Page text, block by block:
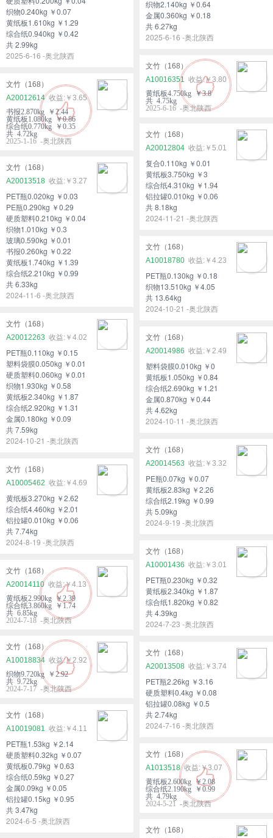
织物2.140kg ￥0.64
金属0.360kg ￥0.18
共 6.27kg
2025-6-16 -奥北陕西
织物0.240kg ￥0.07
黄纸板1.610kg ￥1.29
综合纸0.940kg ￥0.42
共 2.99kg
2025-6-16 -奥北陕西
文竹（168）
A10016351
￥3.80
黄纸板4.750kg ￥3.8
共 4.75kg
2025-6-16 -奥北陕西
文竹（168）
A20012614
￥3.65
书报2.870kg ￥2.44
黄纸板1.080kg ￥0.86
综合纸0.770kg ￥0.35
共 4.72kg
2025-1-16 -奥北陕西
文竹（168）
A20012804
￥5.01
复合0.110kg ￥0.01
黄纸板3.750kg ￥3
综合纸4.310kg ￥1.94
铝拉罐0.010kg ￥0.06
共 8.18kg
2024-11-21 -奥北陕西
文竹（168）
A20013518
￥3.27
PET瓶0.020kg ￥0.03
PE瓶0.290kg ￥0.29
硬质塑料0.210kg ￥0.04
织物1.010kg ￥0.3
玻璃0.590kg ￥0.01
书报0.260kg ￥0.22
黄纸板1.740kg ￥1.39
综合纸2.210kg ￥0.99
共 6.33kg
2024-11-6 -奥北陕西
文竹（168）
A10018780
￥4.23
PET瓶0.130kg ￥0.18
织物13.510kg ￥4.05
共 13.64kg
2024-10-21 -奥北陕西
文竹（168）
A20012263
￥4.02
PET瓶0.110kg ￥0.15
塑料袋膜0.050kg ￥0.01
硬质塑料0.060kg ￥0.01
织物1.930kg ￥0.58
黄纸板2.340kg ￥1.87
综合纸2.920kg ￥1.31
金属0.180kg ￥0.09
共 7.59kg
2024-10-21 -奥北陕西
文竹（168）
A20014986
￥2.49
塑料袋膜0.010kg ￥0
黄纸板1.050kg ￥0.84
综合纸2.690kg ￥1.21
金属0.870kg ￥0.44
共 4.62kg
2024-10-11 -奥北陕西
文竹（168）
A20014563
￥3.32
PE瓶0.07kg ￥0.07
黄纸板2.83kg ￥2.26
综合纸2.19kg ￥0.99
共 5.09kg
2024-9-19 -奥北陕西
文竹（168）
A10005462
￥4.69
黄纸板3.270kg ￥2.62
综合纸4.460kg ￥2.01
铝拉罐0.010kg ￥0.06
共 7.74kg
2024-8-19 -奥北陕西
文竹（168）
A10001436
￥3.01
PET瓶0.230kg ￥0.32
黄纸板2.340kg ￥1.87
综合纸1.820kg ￥0.82
共 4.39kg
2024-7-23 -奥北陕西
文竹（168）
A20014110
￥4.13
黄纸板2.990kg ￥2.39
综合纸3.860kg ￥1.74
共 6.85kg
2024-7-18 -奥北陕西
文竹（168）
A10018834
￥2.92
织物9.720kg ￥2.92
共 9.72kg
2024-7-17 -奥北陕西
文竹（168）
A20013508
￥3.74
PET瓶2.26kg ￥3.16
硬质塑料0.4kg ￥0.08
铝拉罐0.08kg ￥0.5
共 2.74kg
2024-7-16 -奥北陕西
文竹（168）
A10019081
￥4.11
PET瓶1.53kg ￥2.14
硬质塑料0.32kg ￥0.07
黄纸板0.79kg ￥0.63
综合纸0.59kg ￥0.27
金属0.09kg ￥0.05
铝拉罐0.15kg ￥0.95
共 3.47kg
2024-6-5 -奥北陕西
文竹（168）
A1013518
￥3.07
黄纸板2.600kg ￥2.08
综合纸2.190kg ￥0.99
共 4.79kg
2024-5-21 -奥北陕西
文竹（168）